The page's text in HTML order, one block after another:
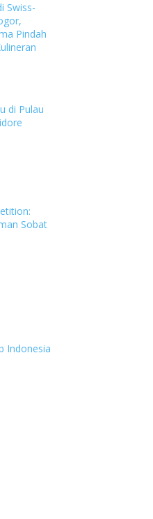
Swiss-
Pindah
di Pulau
Sobat